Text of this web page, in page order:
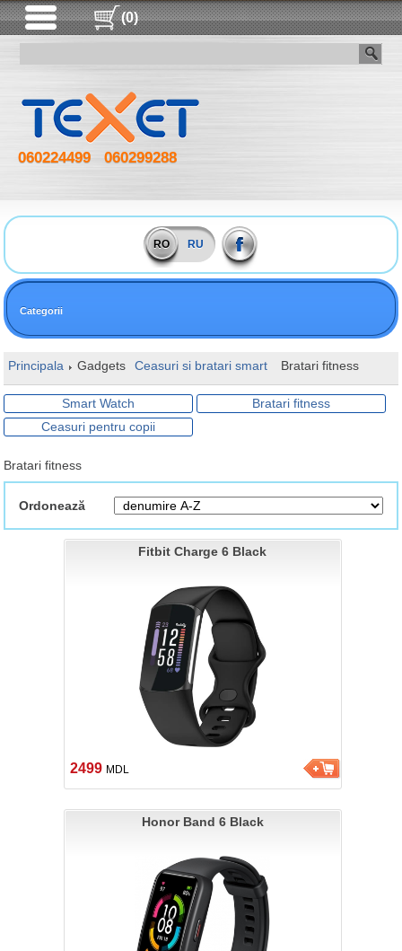
(0)
060224499 060299288
RO RU
Categorii
Principala Gadgets Ceasuri si bratari smart Bratari fitness
Smart Watch
Bratari fitness
Ceasuri pentru copii
Bratari fitness
Ordonează
Fitbit Charge 6 Black
2499 MDL
Honor Band 6 Black